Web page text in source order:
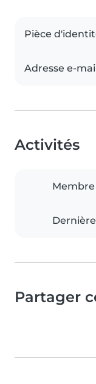
Pièce
Adresse e-
Activités
Partager